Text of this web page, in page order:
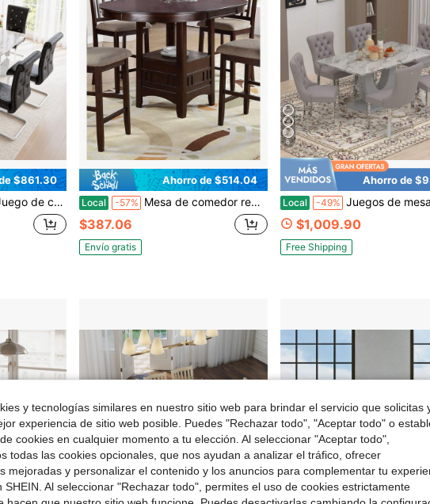
$861.30
para sala de estar y apartamento, diseño ahorra espacio, superficie duradera y fácil de limpiar, fácil montaje, perfecto para la decoración navideña y de Acción de Gracias en el hogar
Ahorro de $514.04
Local -57% Mesa de comedor redonda de altura de mostrador con estante 1 pieza solo mesa de madera maciza acabado marrón rosado oscuro
$387.06
Envío gratis
6
Ahorro de
Local -49% Juegos de mesa & silla
$1,009.90
Free Shipping
y tecnologías similares en nuestro sitio web para brindar el servicio que solicitas
experiencia de sitio web posible. Puedes "Rechazar todo", "Aceptar todo" o
cookies en cualquier momento a tu elección. Al seleccionar "Aceptar todo",
todas las cookies opcionales, que nos ayudan a analizar el tráfico, ofrecer
mejoradas y personalizar el contenido y los anuncios para complementar tu
SHEIN. Al seleccionar "Rechazar todo", permites el uso de cookies estrictamente